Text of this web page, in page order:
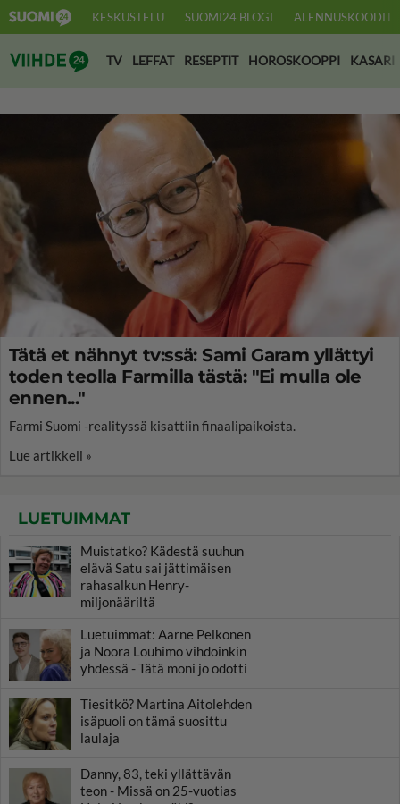
KESKUSTELU SUOMI24 BLOGI ALENNUSKOODIT
Suomi24 Viihde
TV LEFFAT RESEPTIT HOROSKOOPPI KASARI
Tätä et nähnyt tv:ssä: Sami Garam yllättyi
toden teolla Farmilla tästä: "Ei mulla ole
ennen..."
Farmi Suomi -realityssä kisattiin finaalipaikoista.
Lue artikkeli »
LUETUIMMAT
Muistatko? Kädestä suuhun
elävä Satu sai jättimäisen
rahasalkun Henry-
miljonääriltä
Luetuimmat: Aarne Pelkonen
ja Noora Louhimo vihdoinkin
yhdessä - Tätä moni jo odotti
Tiesitkö? Martina Aitolehden
isäpuoli on tämä suosittu
laulaja
Danny, 83, teki yllättävän
teon - Missä on 25-vuotias